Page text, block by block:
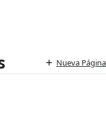
Nueva Página